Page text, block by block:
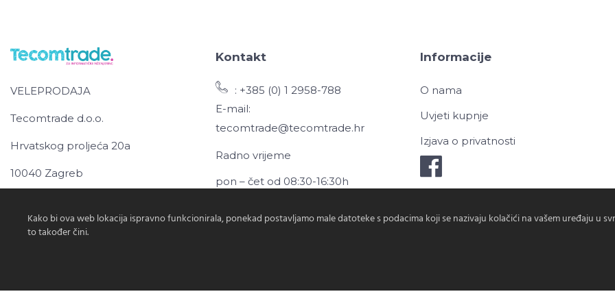
VELEPRODAJA
Tecomtrade d.o.o.
Hrvatskog proljeća 20a
10040 Zagreb
Kontakt
: +385 (0) 1 2958-788
E-mail:
tecomtrade@tecomtrade.hr
Radno vrijeme
pon – čet od 08:30-16:30h
Informacije
O nama
Uvjeti kupnje
Izjava o privatnosti
Kako bi ova web lokacija ispravno funkcionirala, ponekad postavljamo male datoteke s podacima koji se nazivaju kolačići na vašem uređaju u
to također čini.